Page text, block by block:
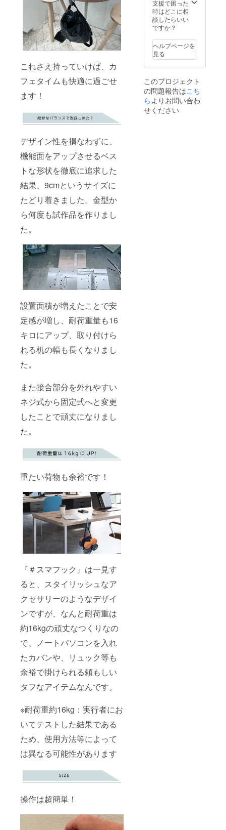
これさえ持っていけば、カ
フェタイムも快適に過ごせ
ます！
デザイン性を損なわずに、
機能面をアップさせるベス
トな形状を徹底に追求した
結果、9cmというサイズに
たどり着きました。金型か
ら何度も試作品を作りまし
た。
設置面積が増えたことで安
定感が増し、耐荷重量も16
キロにアップ、取り付けら
れる机の幅も長くなりまし
た。
また接合部分を外れやすい
ネジ式から固定式へと変更
したことで頑丈になりまし
た。
重たい荷物も余裕です！
『＃スマフック』は一見す
ると、スタイリッシュなア
クセサリーのようなデザイ
ンですが、なんと耐荷重は
約16kgの頑丈なつくりなの
で、ノートパソコンを入れ
たカバンや、リュック等も
余裕で掛けられる頼もしい
タフなアイテムなんです。
※耐荷重約16kg：実行者にお
いてテストした結果である
ため、使用方法等によって
は異なる可能性があります
操作は超簡単！
合等に
より出
荷時期
が遅れ
があり
ます。
可能性
もござ
いま
デザイ
ン・仕
様は変
更にな
性もご
ざいま
す。ご
了承く
ださ
支援で困った
時はどこに相
談したらいい
ですか？
ヘルプページを
見る
このプロジェクト
の問題報告はこち
ら よりお問い合わ
せください